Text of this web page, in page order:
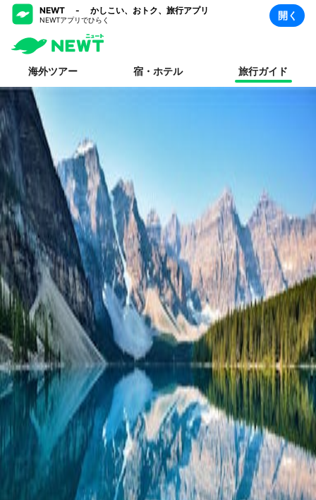
NEWT - かしこい、おトク、旅行アプリ
NEWTアプリでひらく 開く
海外ツアー 宿・ホテル 旅行ガイド